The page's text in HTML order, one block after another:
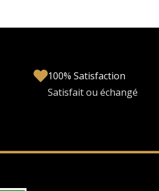
100% Satisfaction
Satisfait ou échangé